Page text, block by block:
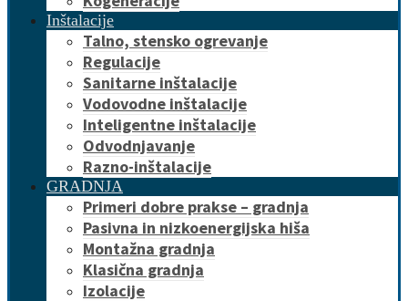
Inštalacije
Talno, stensko ogrevanje
Regulacije
Sanitarne inštalacije
Vodovodne inštalacije
Inteligentne inštalacije
Odvodnjavanje
Razno-inštalacije
GRADNJA
Primeri dobre prakse – gradnja
Pasivna in nizkoenergijska hiša
Montažna gradnja
Klasična gradnja
Izolacije